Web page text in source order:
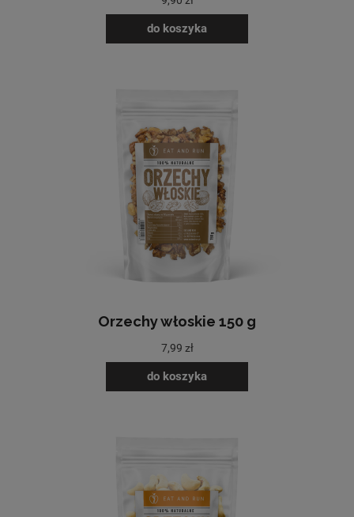
do koszyka
Orzechy włoskie 150 g
7,99 zł
do koszyka